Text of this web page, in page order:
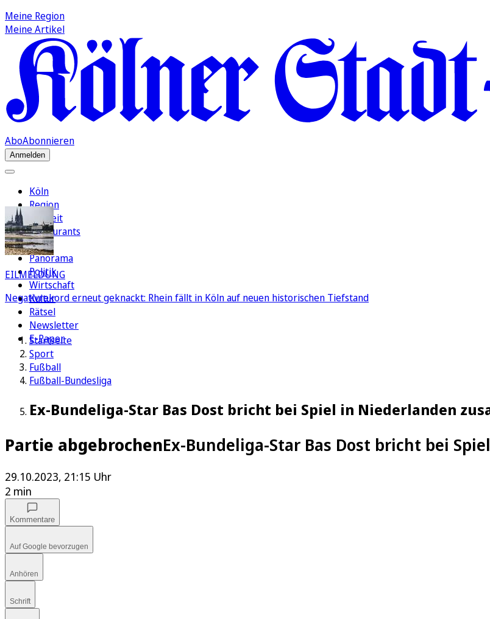
Meine Region
Meine Artikel
AboAbonnieren
Anmelden
Köln
Region
Freizeit
Restaurants
FC
Panorama
Politik
Wirtschaft
Kultur
Rätsel
Newsletter
E-Paper
EILMELDUNG
Negativrekord erneut geknackt: Rhein fällt in Köln auf neuen historischen Tiefstand
Startseite
Sport
Fußball
Fußball-Bundesliga
Ex-Bundeliga-Star Bas Dost bricht bei Spiel in Niederlanden
Partie abgebrochenEx-Bundeliga-Star Bas Dost bricht bei
29.10.2023, 21:15 Uhr
2 min
Kommentare
Auf Google bevorzugen
Anhören
Schrift